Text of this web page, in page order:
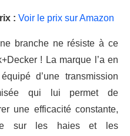
: Voir le prix sur Amazon
branche ne résiste à ce
! La marque l’a en
d’une transmission
qui lui permet de
une efficacité constante,
sur les haies et les